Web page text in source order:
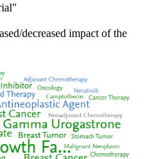
decreased impact of the